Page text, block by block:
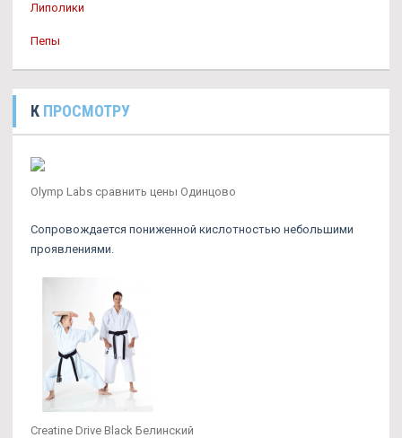
Липолики
Пепы
К ПРОСМОТРУ
Olymp Labs сравнить цены Одинцово
Сопровождается пониженной кислотностью небольшими
проявлениями.
Creatine Drive Black Белинский